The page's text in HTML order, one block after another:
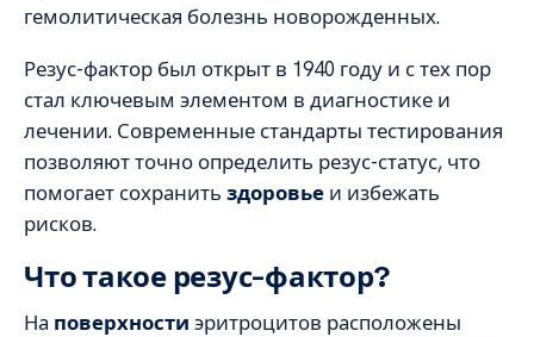
гемолитическая болезнь новорожденных.
Резус-фактор был открыт в 1940 году и с тех пор
стал ключевым элементом в диагностике и
лечении. Современные стандарты тестирования
позволяют точно определить резус-статус, что
помогает сохранить здоровье и избежать
рисков.
Что такое резус-фактор?
На поверхности эритроцитов расположены